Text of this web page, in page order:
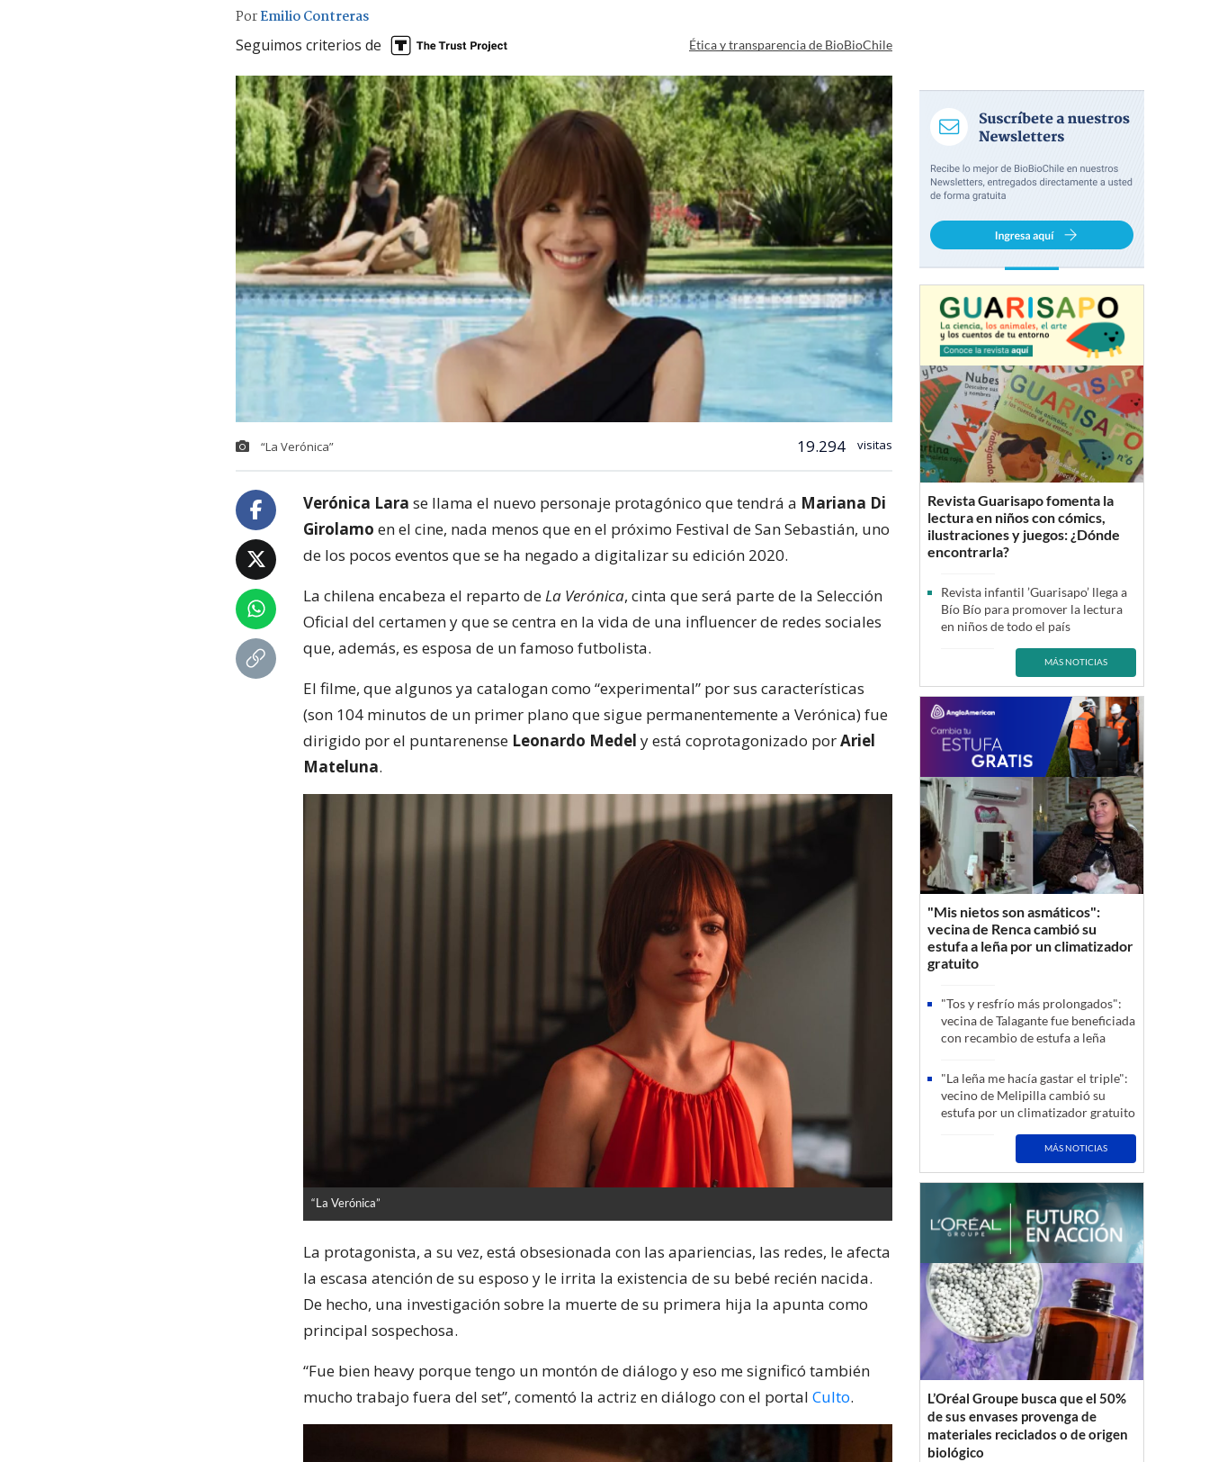
PorEmilio Contreras
Seguimos criterios de Ética y transparencia de BioBioChile
“La Verónica” 19.294 visitas
Verónica Lara se llama el nuevo personaje protagónico que tendrá a Mariana Di
Girolamo en el cine, nada menos que en el próximo Festival de San Sebastián, uno
de los pocos eventos que se ha negado a digitalizar su edición 2020.
La chilena encabeza el reparto de La Verónica, cinta que será parte de la Selección
Oficial del certamen y que se centra en la vida de una influencer de redes sociales
que, además, es esposa de un famoso futbolista.
El filme, que algunos ya catalogan como “experimental” por sus características
(son 104 minutos de un primer plano que sigue permanentemente a Verónica) fue
dirigido por el puntarenense Leonardo Medel y está coprotagonizado porAriel
Mateluna.
“La Verónica”
La protagonista, a su vez, está obsesionada con las apariencias, las redes, le afecta
la escasa atención de su esposo y le irrita la existencia de su bebé recién nacida.
De hecho, una investigación sobre la muerte de su primera hija la apunta como
principal sospechosa.
“Fue bien heavy porque tengo un montón de diálogo y eso me significó también
mucho trabajo fuera del set”, comentó la actriz en diálogo con el portal Culto.
Revista Guarisapo fomenta la
lectura en niños con cómics,
ilustraciones y juegos: ¿Dónde
encontrarla?
Revista infantil ’Guarisapo’ llega a
Bío Bío para promover la lectura
en niños de todo el país
MÁS NOTICIAS
"Mis nietos son asmáticos":
vecina de Renca cambió su
estufa a leña por un climatizador
gratuito
"Tos y resfrío más prolongados":
vecina de Talagante fue beneficiada
con recambio de estufa a leña
"La leña me hacía gastar el triple":
vecino de Melipilla cambió su
estufa por un climatizador gratuito
MÁS NOTICIAS
L’Oréal Groupe busca que el 50%
de sus envases provenga de
materiales reciclados o de origen
biológico